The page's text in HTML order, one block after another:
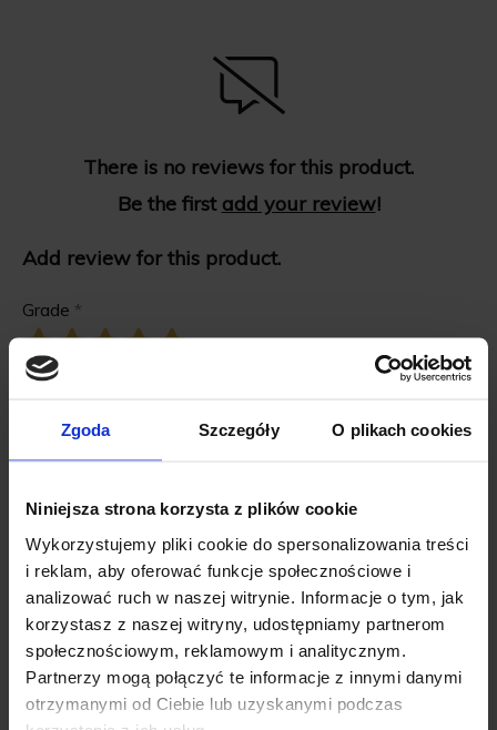
Zgoda Szczegóły O plikach cookies
Niniejsza strona korzysta z plików cookie
Wykorzystujemy pliki cookie do spersonalizowania treści
i reklam, aby oferować funkcje społecznościowe i
analizować ruch w naszej witrynie. Informacje o tym, jak
korzystasz z naszej witryny, udostępniamy partnerom
społecznościowym, reklamowym i analitycznym.
Partnerzy mogą połączyć te informacje z innymi danymi
otrzymanymi od Ciebie lub uzyskanymi podczas
There is no reviews for this product.
Be the first add your review!
Add review for this product.
Grade *
Review description*